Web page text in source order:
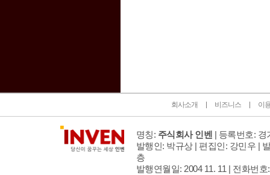
회사소개 비즈니스 이
명칭: 주식회사 인벤 | 등록번호: 경
발행인: 박규상 | 편집인: 강민우 |
층
발행연월일: 2004 11. 11 | 전화번호